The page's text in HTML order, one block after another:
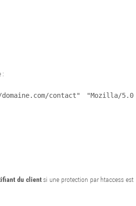
:
contact" "Mozilla/5.0
du clientsi une protection par htaccess est